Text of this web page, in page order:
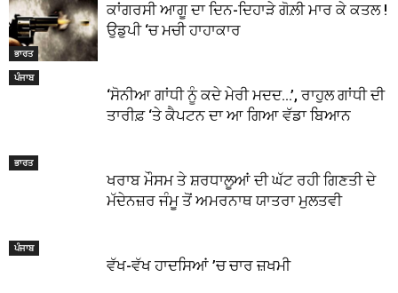
ਭਾਰਤ
ਕਾਂਗਰਸੀ ਆਗੂ ਦਾ ਦਿਨ-ਦਿਹਾੜੇ ਗੋਲ਼ੀ ਮਾਰ ਕੇ ਕਤਲ !
ਉਡੁਪੀ ‘ਚ ਮਚੀ ਹਾਹਾਕਾਰ
ਪੰਜਾਬ
‘ਸੋਨੀਆ ਗਾਂਧੀ ਨੂੰ ਕਦੇ ਮੇਰੀ ਮਦਦ…’, ਰਾਹੁਲ ਗਾਂਧੀ ਦੀ
ਤਾਰੀਫ਼ ‘ਤੇ ਕੈਪਟਨ ਦਾ ਆ ਗਿਆ ਵੱਡਾ ਬਿਆਨ
ਭਾਰਤ
ਖਰਾਬ ਮੌਸਮ ਤੇ ਸ਼ਰਧਾਲੂਆਂ ਦੀ ਘੱਟ ਰਹੀ ਗਿਣਤੀ ਦੇ
ਮੱਦੇਨਜ਼ਰ ਜੰਮੂ ਤੋਂ ਅਮਰਨਾਥ ਯਾਤਰਾ ਮੁਲਤਵੀ
ਪੰਜਾਬ
ਵੱਖ-ਵੱਖ ਹਾਦਸਿਆਂ ’ਚ ਚਾਰ ਜ਼ਖਮੀ